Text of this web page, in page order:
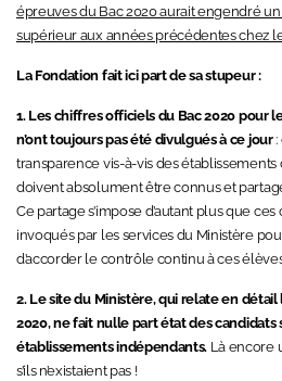
épreuves du Bac 2020 aurait engendré
supérieur aux années précédentes chez
La Fondation fait ici part de sa stupeur :
1. Les chiffres officiels du Bac 2020 pour
n’ont toujours pas été divulgués à ce jour:
transparence vis-à-vis des
doivent absolument être connus et
Ce partage s’impose d’autant plus que
invoqués par les services du Ministère
d’accorder le contrôle continu à ces
2. Le site du Ministère, qui relate en
2020, ne fait nulle part état des candidats
établissements indépendants. Là encore
s’ils n’existaient pas !